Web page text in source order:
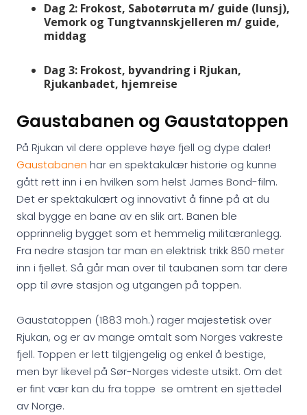
Dag 2: Frokost, Sabotørruta m/ guide (lunsj),
Vemork og Tungtvannskjelleren m/ guide,
middag
Dag 3: Frokost, byvandring i Rjukan,
Rjukanbadet, hjemreise
Gaustabanen og Gaustatoppen
På Rjukan vil dere oppleve høye fjell og dype daler!
Gaustabanen har en spektakulær historie og kunne
gått rett inn i en hvilken som helst James Bond-film.
Det er spektakulært og innovativt å finne på at du
skal bygge en bane av en slik art. Banen ble
opprinnelig bygget som et hemmelig militæranlegg.
Fra nedre stasjon tar man en elektrisk trikk 850 meter
inn i fjellet. Så går man over til taubanen som tar dere
opp til øvre stasjon og utgangen på toppen.
Gaustatoppen (1883 moh.) rager majestetisk over
Rjukan, og er av mange omtalt som Norges vakreste
fjell. Toppen er lett tilgjengelig og enkel å bestige,
men byr likevel på Sør-Norges videste utsikt. Om det
er fint vær kan du fra toppe se omtrent en sjettedel
av Norge.